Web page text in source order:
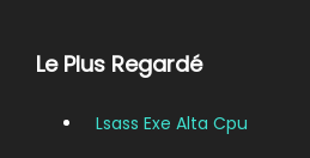
Le Plus Regardé
Lsass Exe Alta Cpu